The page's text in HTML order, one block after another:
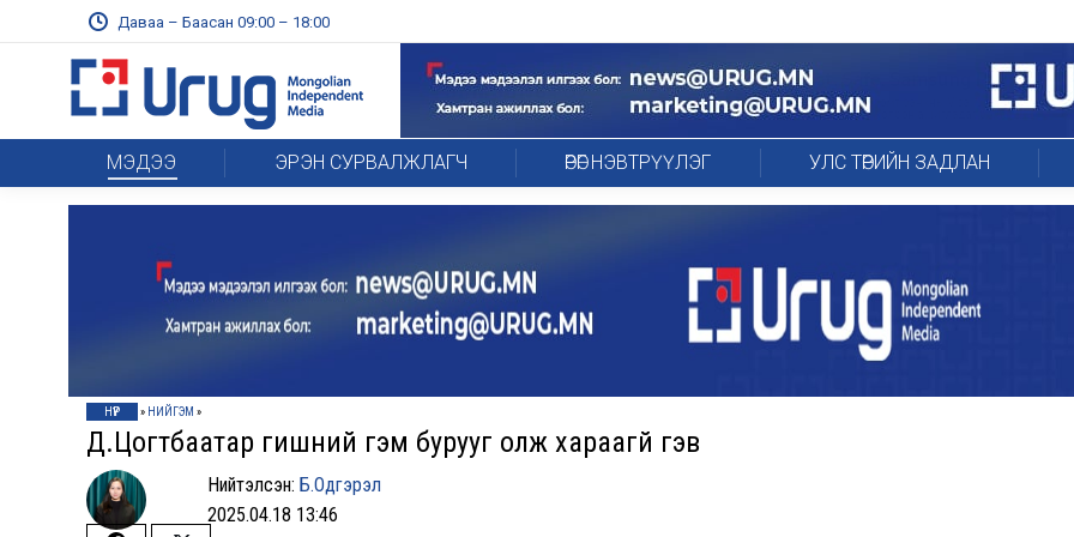
Даваа – Баасан 09:00 – 18:00
МЭДЭЭ ЭРЭН СУРВАЛЖЛАГЧ ӨРӨГ НЭВТРҮҮЛЭГ УЛС ТӨРИЙН ЗАДЛАН
НҮҮР » НИЙГЭМ »
Д.Цогтбаатар гишүүний гэм бурууг олж хараагүй гэв
Нийтэлсэн:Б.Одгэрэл
2025.04.18 13:46